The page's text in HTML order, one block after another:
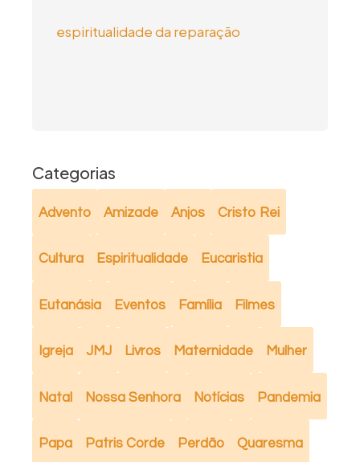
espiritualidade da reparação
Categorias
Advento Amizade Anjos Cristo Rei
Cultura Espiritualidade Eucaristia
Eutanásia Eventos Família Filmes
Igreja JMJ Livros Maternidade Mulher
Natal Nossa Senhora Notícias Pandemia
Papa Patris Corde Perdão Quaresma